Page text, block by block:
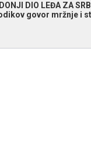
DIO LEĐA ZA
govor mržnje i